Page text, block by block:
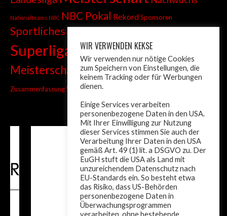
Nationalteams NBC NBC Pokal RekordSponsoren
SportlichesSprint
Superliga TandemTiroler Liga
Meisterschaft Trainer Turnier Weltcup wm
Zusammenfassung ÖM Österreich
WIR VERWENDEN KEKSE
Wir verwenden nur nötige Cookies
zum Speichern von Einstellungen, die
keinem Tracking oder für Werbungen
dienen.
Einige Services verarbeiten
personenbezogene Daten in den USA.
Mit Ihrer Einwilligung zur Nutzung
dieser Services stimmen Sie auch der
Verarbeitung Ihrer Daten in den USA
gemäß Art. 49 (1) lit. a DSGVO zu. Der
EuGH stuft die USA als Land mit
unzureichendem Datenschutz nach
EU-Standards ein. So besteht etwa
das Risiko, dass US-Behörden
personenbezogene Daten in
Überwachungsprogrammen
verarbeiten, ohne bestehende